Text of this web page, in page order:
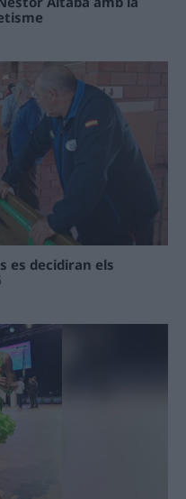
es decidiran els